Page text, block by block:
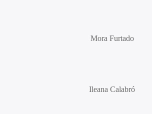
Mora Furtado
Ileana Calabró